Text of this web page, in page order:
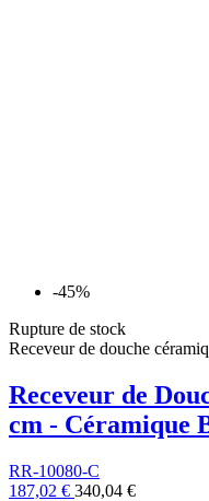
-45%
Rupture de stock
Receveur de douche
Receveur de
cm - Céramique
RR-10080-C
187,02 € 340,04 €